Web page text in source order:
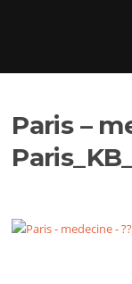
Paris –